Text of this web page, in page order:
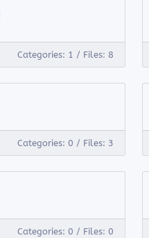
Categories: 1 / Files: 8
Categories: 0 / Files: 3
Categories: 0 / Files: 0